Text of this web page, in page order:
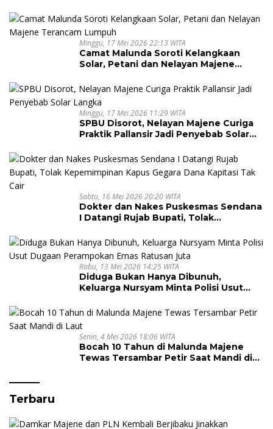
Minggu, 17 Mei 2026 22:13 WITA
Camat Malunda Soroti Kelangkaan
Solar, Petani dan Nelayan Majene
Minggu, 17 Mei 2026 11:29 WITA
SPBU Disorot, Nelayan Majene Curiga
Praktik Pallansir Jadi Penyebab Solar
Sabtu, 16 Mei 2026 20:20 WITA
Dokter dan Nakes Puskesmas Sendana
I Datangi Rujab Bupati, Tolak
Kapitasi Tak Cair
Rabu, 13 Mei 2026 14:25 WITA
Diduga Bukan Hanya Dibunuh,
Keluarga Nursyam Minta Polisi Usut
Juta
Senin, 4 Mei 2026 18:06 WITA
Bocah 10 Tahun di Malunda Majene
Tewas Tersambar Petir Saat Mandi di
Terbaru